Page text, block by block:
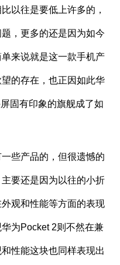
以往是要低上许多的，
，更多的还是因为如今
来说就是这一款手机产
的存在，也正因如此华
固有印象的旗舰成了如
些产品的，但很遗憾的
要还是因为以往的小折
观和性能等方面的表现
为Pocket 2则不然在兼
性能这块也同样表现出